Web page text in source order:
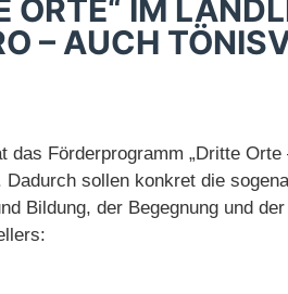
ORTE“ IM
– AUCH
das Förderprogramm „Dritte
sollen konkret die
Bildung, der Begegnung und